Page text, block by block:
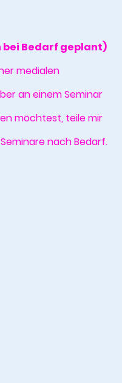
Bedarf geplant)
medialen
an einem Seminar
möchtest, teile mir
nach Bedarf.